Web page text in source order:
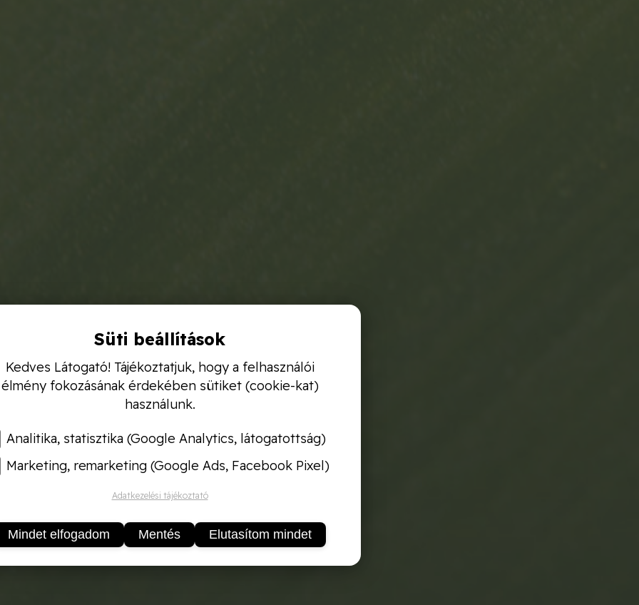
Süti beállítások
Kedves Látogató! Tájékoztatjuk, hogy a felhasználói
élmény fokozásának érdekében sütiket (cookie-kat)
használunk.
Analitika, statisztika (Google Analytics, látogatottság)
Marketing, remarketing (Google Ads, Facebook Pixel)
Adatkezelési tájékoztató
Mindet elfogadom Mentés Elutasítom mindet